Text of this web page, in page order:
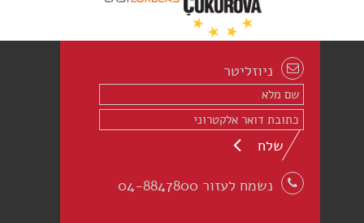
ניוזליטר
שלח
נשמח לעזור 04-8847800